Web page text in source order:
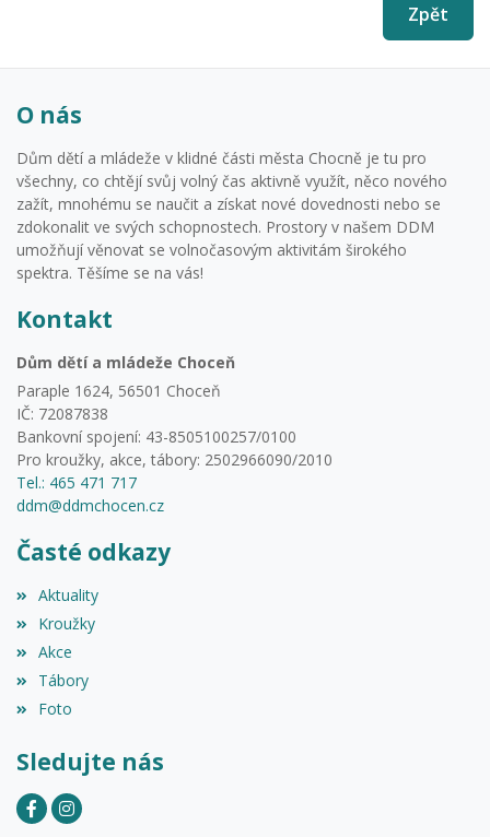
Zpět
O nás
Dům dětí a mládeže v klidné části města Chocně je tu pro
všechny, co chtějí svůj volný čas aktivně využít, něco nového
zažít, mnohému se naučit a získat nové dovednosti nebo se
zdokonalit ve svých schopnostech. Prostory v našem DDM
umožňují věnovat se volnočasovým aktivitám širokého
spektra. Těšíme se na vás!
Kontakt
Dům dětí a mládeže Choceň
Paraple 1624, 56501 Choceň
IČ: 72087838
Bankovní spojení: 43-8505100257/0100
Pro kroužky, akce, tábory: 2502966090/2010
Tel.: 465 471 717
ddm@ddmchocen.cz
Časté odkazy
Aktuality
Kroužky
Akce
Tábory
Foto
Sledujte nás